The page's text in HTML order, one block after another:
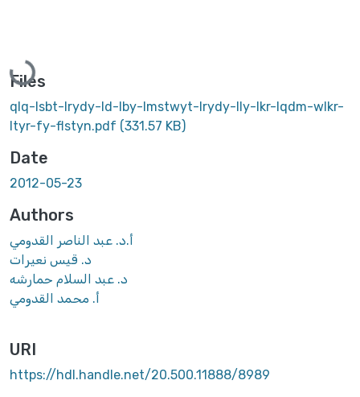
Loading...
Files
qlq-lsbt-lrydy-ld-lby-lmstwyt-lrydy-lly-lkr-lqdm-wlkr-
ltyr-fy-flstyn.pdf (331.57 KB)
Date
2012-05-23
Authors
أ.د. عبد الناصر القدومي
د. قيس نعيرات
د. عبد السلام حمارشه
أ. محمد القدومي
URI
https://hdl.handle.net/20.500.11888/8989